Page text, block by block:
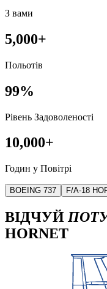
З вами
5,000+
Польотів
99%
Рівень Задоволеності
10,000+
Годин у Повітрі
BOEING 737 F/A-18
ВІДЧУЙ
HORNET